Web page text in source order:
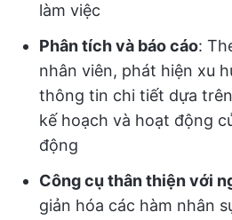
làm việc
Phân tích và báo cáo:
nhân viên, phát hiện xu
thông tin chi tiết dựa
kế hoạch và hoạt động
động
Công cụ thân thiện với
giản hóa các hàm nhân